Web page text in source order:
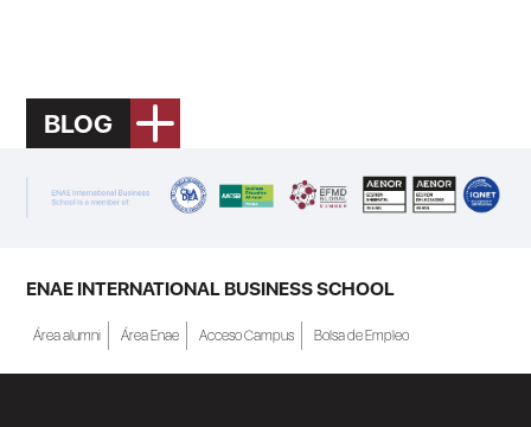
BLOG
ENAE INTERNATIONAL BUSINESS SCHOOL
Área alumni Área Enae Acceso Campus Bolsa de Empleo